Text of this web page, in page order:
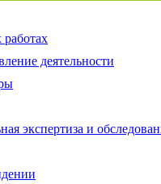
деятельности
экспертиза и